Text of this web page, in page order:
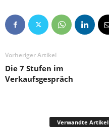
Vorheriger Artikel
Die 7 Stufen im
Verkaufsgespräch
Verwandte Artikel